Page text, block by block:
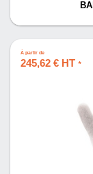
À partir de
245,62 € HT *